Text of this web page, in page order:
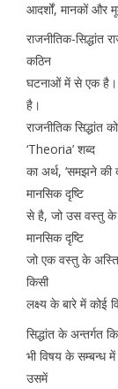
आदर्शों, मानकों और
राजनीतिक-
कठिन
घटनाओं में से एक है।
है।
राजनीतिक सिद्धांत
‘Theoria’ शब्द
का अर्थ, ‘समझने की
मानसिक दृष्टि
से है, जो उस वस्तु के
मानसिक दृष्टि
जो एक वस्तु के
किसी
लक्ष्य के बारे में कोई
सिद्धांत के अन्तर्गत
भी विषय के सम्बन्ध
उसमें